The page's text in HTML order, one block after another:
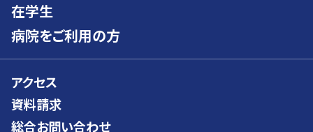
在学生
病院をご利用の方
アクセス
資料請求
総合お問い合わせ